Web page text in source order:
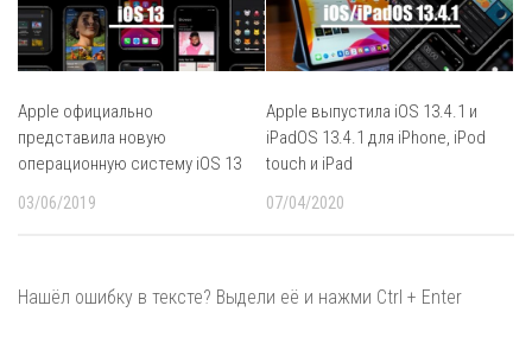
Apple официально
представила новую
операционную систему iOS 13
03/06/2019
Apple выпустила iOS 13.4.1 и
iPadOS 13.4.1 для iPhone, iPod
touch и iPad
07/04/2020
Нашёл ошибку в тексте? Выдели её и нажми Ctrl + Enter